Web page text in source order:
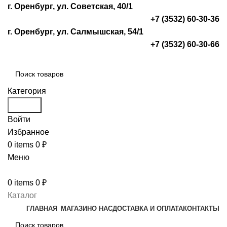
г. Оренбург, ул. Советская, 40/1
+7 (3532) 60-30-36
г. Оренбург, ул. Салмышская, 54/1
+7 (3532) 60-30-66
Категория
Войти
Избранное
0 items 0 ₽
Меню
0 items 0 ₽
Каталог
ГЛАВНАЯ МАГАЗИНО НАСДОСТАВКА И ОПЛАТАКОНТАКТЫ